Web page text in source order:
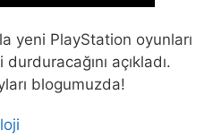
yeni PlayStation oyunları
açıkladı.
blogumuzda!